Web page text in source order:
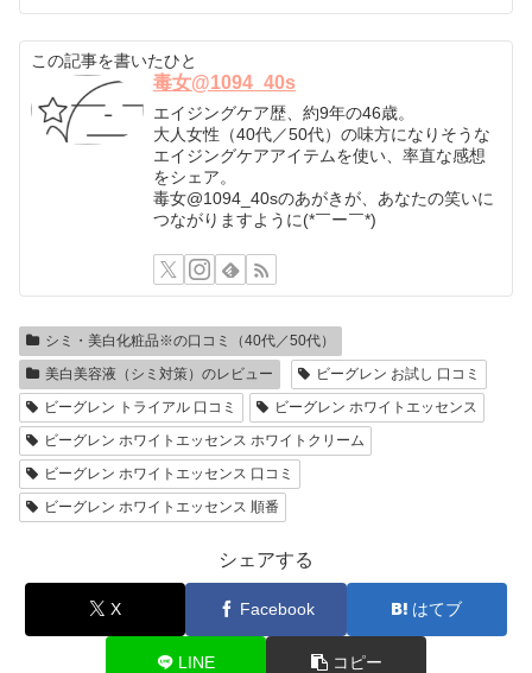
この記事を書いたひと
毒女@1094_40s
エイジングケア歴、約9年の46歳。
大人女性（40代／50代）の味方になりそうな
エイジングケアアイテムを使い、率直な感想
をシェア。
毒女@1094_40sのあがきが、あなたの笑いに
つながりますように(*￣ー￣*)
シミ・美白化粧品※の口コミ（40代／50代）
美白美容液（シミ対策）のレビュー
ビーグレン お試し 口コミ
ビーグレン トライアル 口コミ
ビーグレン ホワイトエッセンス
ビーグレン ホワイトエッセンス ホワイトクリーム
ビーグレン ホワイトエッセンス 口コミ
ビーグレン ホワイトエッセンス 順番
シェアする
X Facebook はてブ
LINE コピー